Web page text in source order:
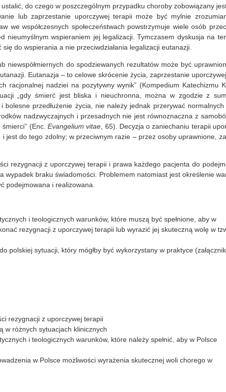
do czego w poszczególnym przypadku choroby zobowiązany
lub zaprzestanie uporczywej terapii może być mylnie
we współczesnych społeczeństwach powstrzymuje wiele osób
nieumyślnym wspieraniem jej legalizacji. Tymczasem dyskusja na
do wspierania a nie przeciwdziałania legalizacji eutanazji.
niewspółmiernych do spodziewanych rezultatów może być
Eutanazja – to celowe skrócenie życia, zaprzestanie
nadziei na pozytywny wynik” (Kompedium Katechizmu
„gdy śmierć jest bliska i nieuchronna, można w zgodzie z
przedłużenie życia, nie należy jednak przerywać normalnych
nadzwyczajnych i przesadnych nie jest równoznaczna z
śmierci” (Enc.Evangelium vitae , 65). Decyzja o zaniechaniu terapii
do tego zdolny; w przeciwnym razie – przez osoby uprawnione,
rezygnacji z uporczywej terapii i prawa każdego pacjenta do
wypadek braku świadomości. Problemem natomiast jest określenie
podejmowana i realizowana.
i teologicznych warunków, które muszą być spełnione, aby w
rezygnacji z uporczywej terapii lub wyrazić jej skuteczną wolę w
polskiej sytuacji, który mógłby być wykorzystany w praktyce
rezygnacji z uporczywej terapii
w różnych sytuacjach klinicznych
i teologicznych warunków, które należy spełnić, aby w Polsce
w Polsce możliwości wyrażenia skutecznej woli chorego w